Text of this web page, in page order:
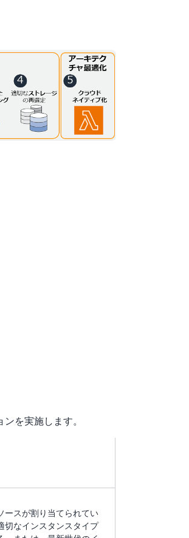
を実施します。
ースが割り当てられてい
切なインスタンスタイプ